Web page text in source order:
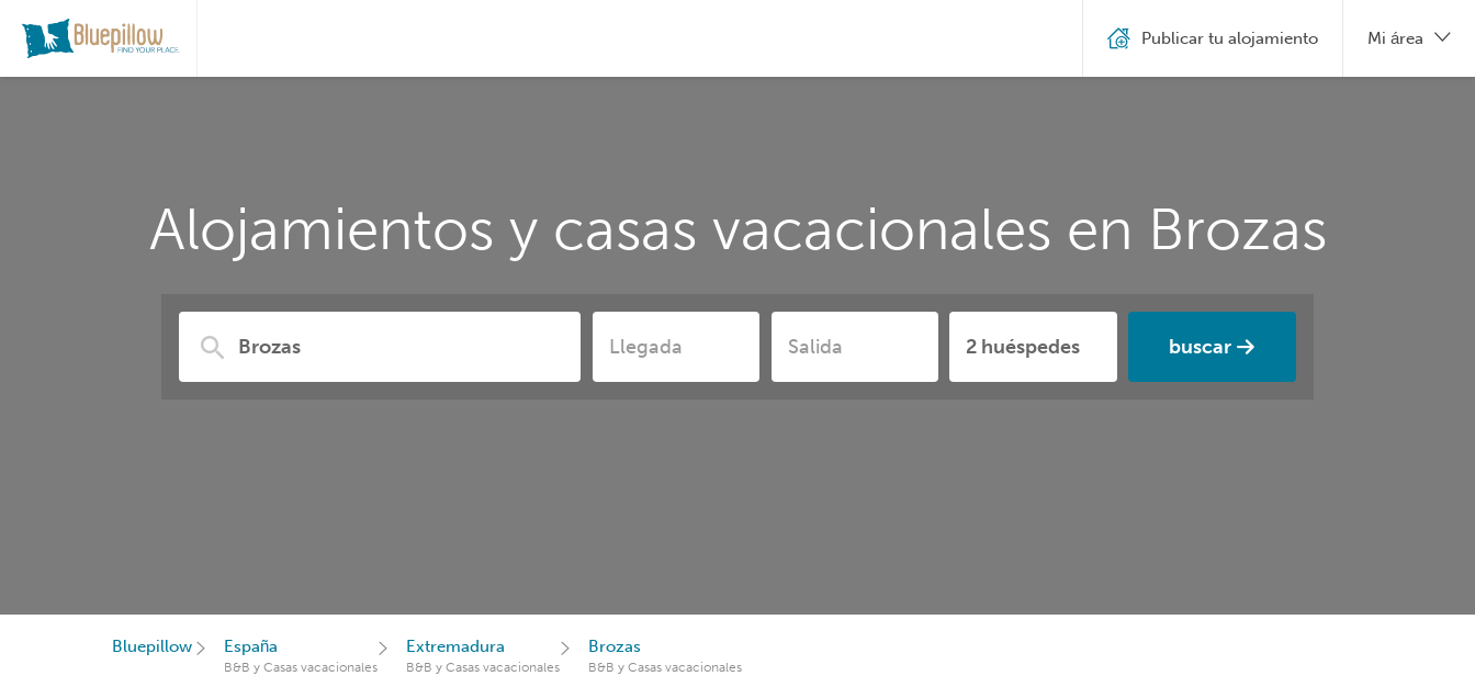
Alojamientos y casas vacacionales en Brozas
buscar
Publicar tu alojamiento Mi área
Bluepillow España
B&B y Casas vacacionales
Extremadura
B&B y Casas vacacionales
Brozas
B&B y Casas vacacionales